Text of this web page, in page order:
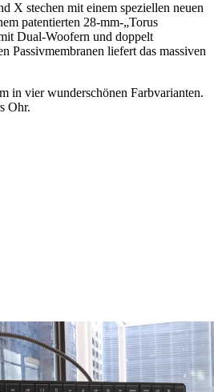
X stechen mit einem speziellen neuen
patentierten 28-mm-„Torus
Dual-Woofern und doppelt
Passivmembranen liefert das massiven
in vier wunderschönen Farbvarianten.
Ohr.